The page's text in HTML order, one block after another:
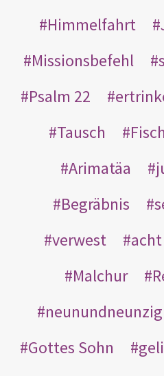
Himmelfahrt
Missionsbefehl
Psalm 22
Tausch
Arimatäa
Begräbnis
verwest
acht
Malchur
neunundneunzig
Gottes Sohn